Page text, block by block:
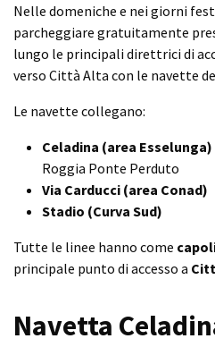
Nelle domeniche e nei giorni
parcheggiare gratuitamente
lungo le principali direttrici di
verso Città Alta con le navette
Le navette collegano:
Celadina (area Esselunga)
Roggia Ponte Perduto
Via Carducci (area Conad)
Stadio (Curva Sud)
Tutte le linee hanno come
principale punto di accesso a
Navetta